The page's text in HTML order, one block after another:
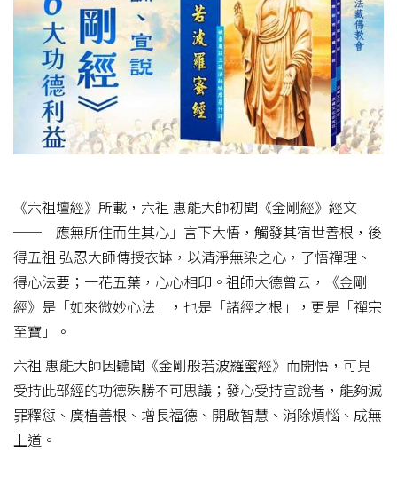
《六祖壇經》所載，六祖 惠能大師初聞《金剛經》經文
──「應無所住而生其心」言下大悟，觸發其宿世善根，後
得五祖 弘忍大師傳授衣缽，以清淨無染之心，了悟禪理、
得心法要；一花五葉，心心相印。祖師大德曾云，《金剛
經》是「如來微妙心法」，也是「諸經之根」，更是「禪宗
至寶」。
六祖 惠能大師因聽聞《金剛般若波羅蜜經》而開悟，可見
受持此部經的功德殊勝不可思議；發心受持宣說者，能夠滅
罪釋愆、廣植善根、增長福德、開啟智慧、消除煩惱、成無
上道。